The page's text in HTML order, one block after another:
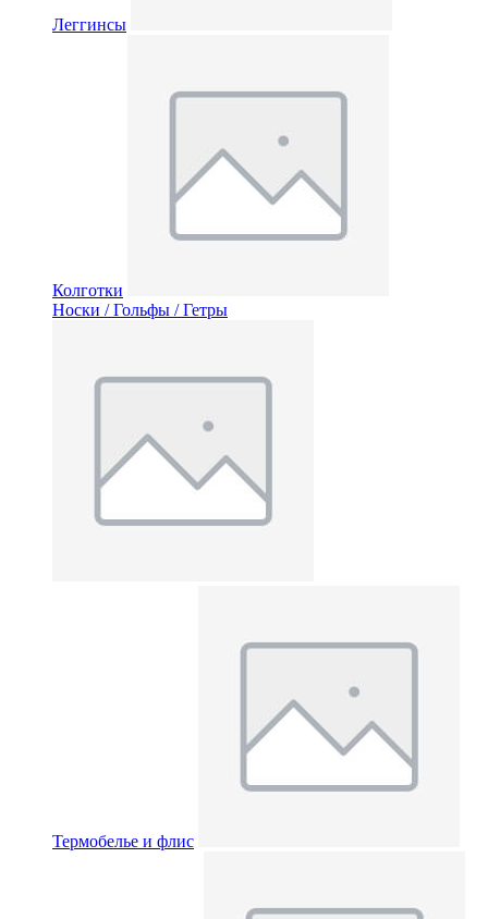
Леггинсы
Колготки
Носки / Гольфы / Гетры
Термобелье и флис